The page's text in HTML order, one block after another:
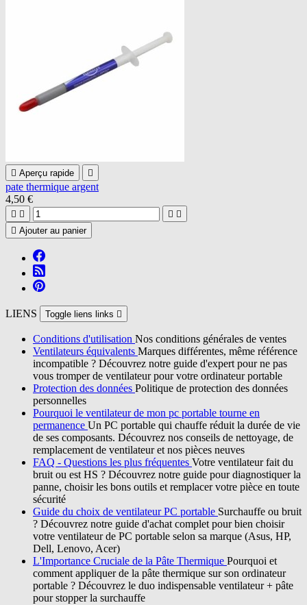
 Aperçu rapide 
pate thermique argent
4,50 €
   
 Ajouter au panier
LIENS Toggle liens links 
Conditions d'utilisation Nos conditions générales de ventes
Ventilateurs équivalents Marques différentes, même référence
incompatible ? Découvrez notre guide d'expert pour ne pas
vous tromper de ventilateur pour votre ordinateur portable
Protection des données Politique de protection des données
personnelles
Pourquoi le ventilateur de mon pc portable tourne en
permanence Un PC portable qui chauffe réduit la durée de vie
de ses composants. Découvrez nos conseils de nettoyage, de
remplacement de ventilateur et nos pièces neuves
FAQ - Questions les plus fréquentes Votre ventilateur fait du
bruit ou est HS ? Découvrez notre guide pour diagnostiquer la
panne, choisir les bons outils et remplacer votre pièce en toute
sécurité
Guide du choix de ventilateur PC portable Surchauffe ou bruit
? Découvrez notre guide d'achat complet pour bien choisir
votre ventilateur de PC portable selon sa marque (Asus, HP,
Dell, Lenovo, Acer)
L'Importance Cruciale de la Pâte Thermique Pourquoi et
comment appliquer de la pâte thermique sur son ordinateur
portable ? Découvrez le duo indispensable ventilateur + pâte
pour stopper la surchauffe